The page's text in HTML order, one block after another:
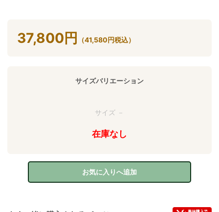
37,800 円 （41,580円税込）
サイズバリエーション
サイズ －
在庫なし
お気に入りへ追加